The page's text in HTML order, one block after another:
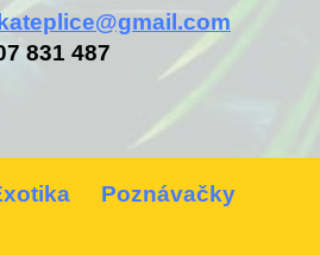
831 487
Poznávačky